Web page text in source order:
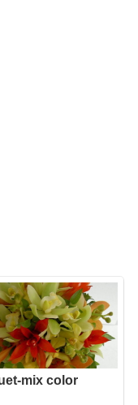
mix color